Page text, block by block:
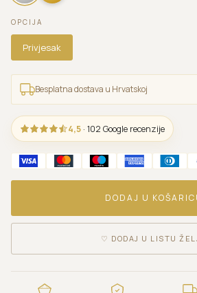
OPCIJA
Privjesak
Besplatna dostava u Hrvatskoj
4,5 · 102 Google recenzije
DODAJ U
♡ DODAJ U LISTU